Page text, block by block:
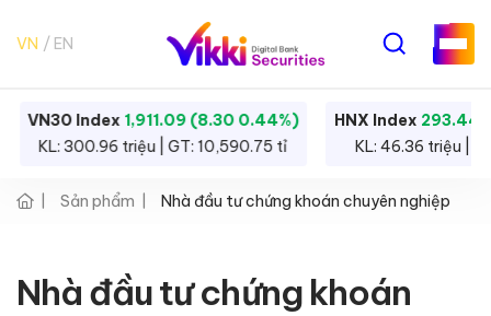
VN EN
VN30 Index 1,911.09 (8.30 0.44%)
KL: 300.96 triệu | GT: 10,590.75 tỉ
HNX Index 293.44
KL: 46.36 triệu |
Sản phẩm Nhà đầu tư chứng khoán chuyên nghiệp
Nhà đầu tư chứng khoán